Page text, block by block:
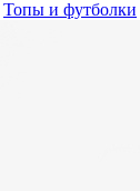
Топы и футболки